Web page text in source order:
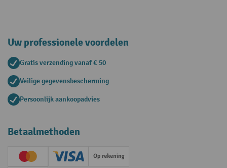
Uw professionele voordelen
Gratis verzending vanaf € 50
Veilige gegevensbescherming
Persoonlijk aankoopadvies
Betaalmethoden
Creditcard (Master)Creditcard (Visa)Op rekening